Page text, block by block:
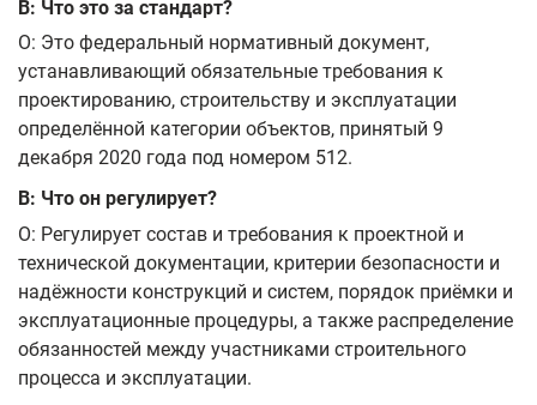
В: Что это за стандарт?
О: Это федеральный нормативный документ,
устанавливающий обязательные требования к
проектированию, строительству и эксплуатации
определённой категории объектов, принятый 9
декабря 2020 года под номером 512.
В: Что он регулирует?
О: Регулирует состав и требования к проектной и
технической документации, критерии безопасности и
надёжности конструкций и систем, порядок приёмки и
эксплуатационные процедуры, а также распределение
обязанностей между участниками строительного
процесса и эксплуатации.